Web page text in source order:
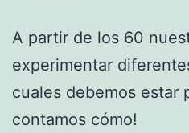
A partir de los 60
experimentar
cuales debemos estar
contamos cómo!